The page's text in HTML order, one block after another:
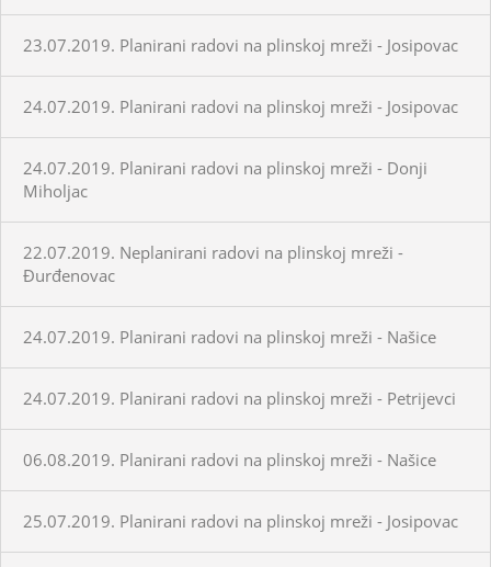
23.07.2019. Planirani radovi na plinskoj mreži - Josipovac
24.07.2019. Planirani radovi na plinskoj mreži - Josipovac
24.07.2019. Planirani radovi na plinskoj mreži - Donji
Miholjac
22.07.2019. Neplanirani radovi na plinskoj mreži -
Đurđenovac
24.07.2019. Planirani radovi na plinskoj mreži - Našice
24.07.2019. Planirani radovi na plinskoj mreži - Petrijevci
06.08.2019. Planirani radovi na plinskoj mreži - Našice
25.07.2019. Planirani radovi na plinskoj mreži - Josipovac